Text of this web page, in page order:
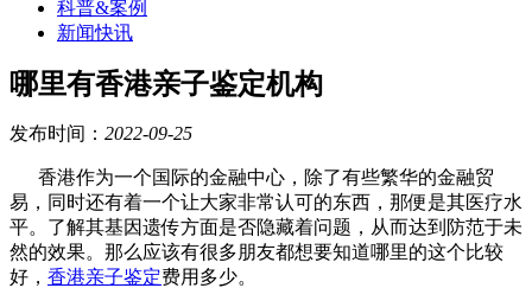
科普&案例
新闻快讯
哪里有香港亲子鉴定机构
发布时间： 2022-09-25
香港作为一个国际的金融中心，除了有些繁华的金融贸
易，同时还有着一个让大家非常认可的东西，那便是其医疗水
平。了解其基因遗传方面是否隐藏着问题，从而达到防范于未
然的效果。那么应该有很多朋友都想要知道哪里的这个比较
好， 香港亲子鉴定费用多少。